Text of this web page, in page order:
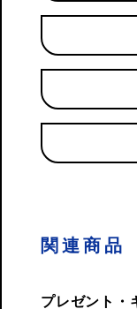
関連商品
プレゼント・